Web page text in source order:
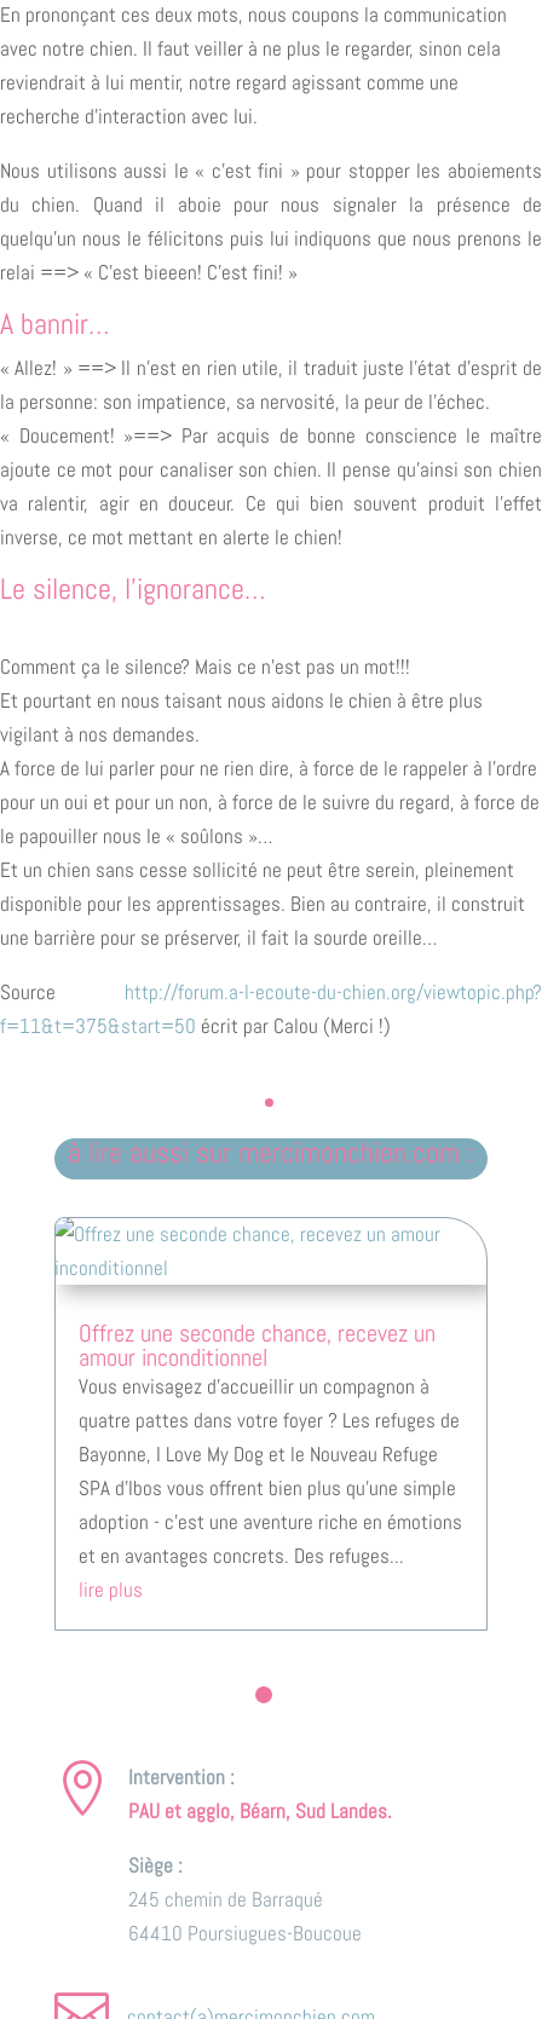
En prononçant ces deux mots, nous coupons la communication
avec notre chien. Il faut veiller à ne plus le regarder, sinon cela
reviendrait à lui mentir, notre regard agissant comme une
recherche d’interaction avec lui.
Nous utilisons aussi le « c’est fini » pour stopper les aboiements
du chien. Quand il aboie pour nous signaler la présence de
quelqu’un nous le félicitons puis lui indiquons que nous prenons le
relai ==> « C’est bieeen! C’est fini! »
A bannir…
« Allez! » ==> Il n’est en rien utile, il traduit juste l’état d’esprit de
la personne: son impatience, sa nervosité, la peur de l’échec.
« Doucement! »==> Par acquis de bonne conscience le maître
ajoute ce mot pour canaliser son chien. Il pense qu’ainsi son chien
va ralentir, agir en douceur. Ce qui bien souvent produit l’effet
inverse, ce mot mettant en alerte le chien!
Le silence, l’ignorance…
Comment ça le silence? Mais ce n’est pas un mot!!!
Et pourtant en nous taisant nous aidons le chien à être plus
vigilant à nos demandes.
A force de lui parler pour ne rien dire, à force de le rappeler à l’ordre
pour un oui et pour un non, à force de le suivre du regard, à force de
le papouiller nous le « soûlons »…
Et un chien sans cesse sollicité ne peut être serein, pleinement
disponible pour les apprentissages. Bien au contraire, il construit
une barrière pour se préserver, il fait la sourde oreille…
Source http://forum.a-l-ecoute-du-chien.org/viewtopic.php?
f=11&t=375&start=50 écrit par Calou (Merci !)
à lire aussi sur mercimonchien.com :
Offrez une seconde chance, recevez un
amour inconditionnel
Vous envisagez d'accueillir un compagnon à
quatre pattes dans votre foyer ? Les refuges de
Bayonne, I Love My Dog et le Nouveau Refuge
SPA d'Ibos vous offrent bien plus qu'une simple
adoption - c'est une aventure riche en émotions
et en avantages concrets. Des refuges...
lire plus
Bien-être animal – vers une prise de
conscience vétérinaire
est vétérinaire comportementaliste diplômée
des écoles nationales vétérinaires, certifiée de
thérapie comportementale et cognitive de

Intervention :
PAU et agglo, Béarn, Sud Landes.
Siège :
245 chemin de Barraqué
64410 Poursiugues-Boucoue